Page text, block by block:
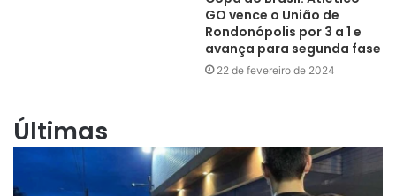
GO vence o União de
Rondonópolis por 3 a 1 e
avança para segunda fase
22 de fevereiro de 2024
Últimas